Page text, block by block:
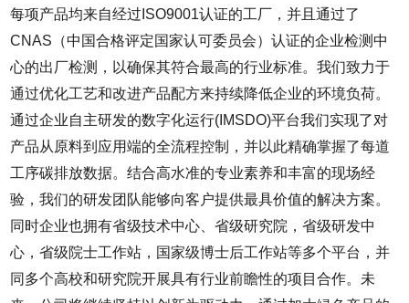
每项产品均来自经过ISO9001认证的工厂，并且通过了
CNAS（中国合格评定国家认可委员会）认证的企业检测中
心的出厂检测，以确保其符合最高的行业标准。我们致力于
通过优化工艺和改进产品配方来持续降低企业的环境负荷。
通过企业自主研发的数字化运行(IMSDO)平台我们实现了对
产品从原料到应用端的全流程控制，并以此精确掌握了每道
工序碳排放数据。结合高水准的专业素养和丰富的现场经
验，我们的研发团队能够向客户提供最具价值的解决方案。
同时企业也拥有省级技术中心、省级研究院，省级研发中
心，省级院士工作站，国家级博士后工作站等多个平台，并
同多个高校和研究院开展具有行业前瞻性的项目合作。未